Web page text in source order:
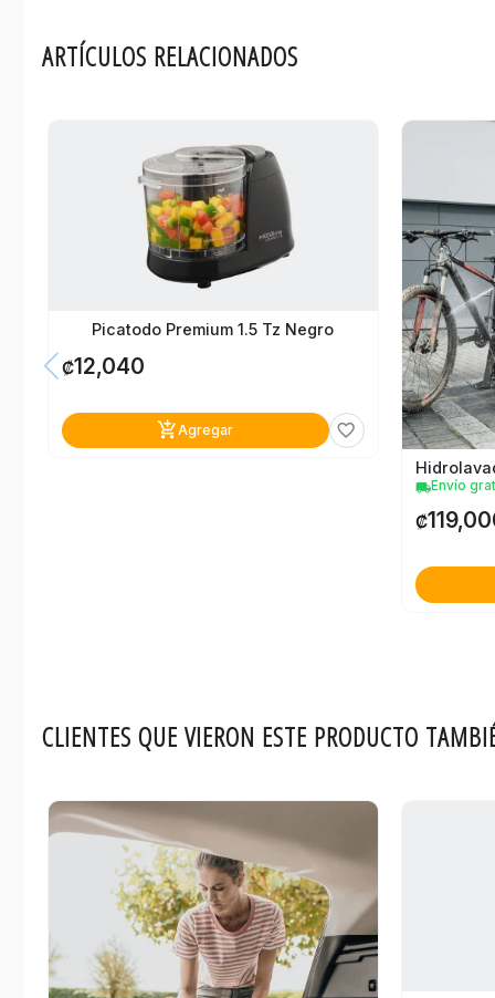
Modelo:
ARTÍCULOS RELACIONADOS
Picatodo Premium 1.5 Tz Negro
₡12,040
add_shopping_cartAgregar favorite_border
local_shippingEnvío
₡
CLIENTES QUE VIERON ESTE PRODUCTO